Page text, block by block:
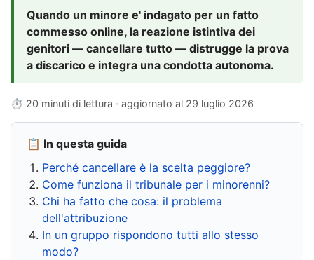
Quando un minore e' indagato per un fatto
commesso online, la reazione istintiva dei
genitori — cancellare tutto — distrugge la prova
a discarico e integra una condotta autonoma.
⏱ 20 minuti di lettura · aggiornato al 29 luglio 2026
📋 In questa guida
Perché cancellare è la scelta peggiore?
Come funziona il tribunale per i minorenni?
Chi ha fatto che cosa: il problema
dell'attribuzione
In un gruppo rispondono tutti allo stesso
modo?